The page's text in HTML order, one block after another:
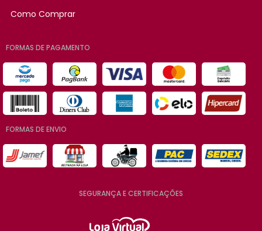
Como Comprar
FORMAS DE PAGAMENTO
FORMAS DE ENVIO
SEGURANÇA E CERTIFICAÇÕES